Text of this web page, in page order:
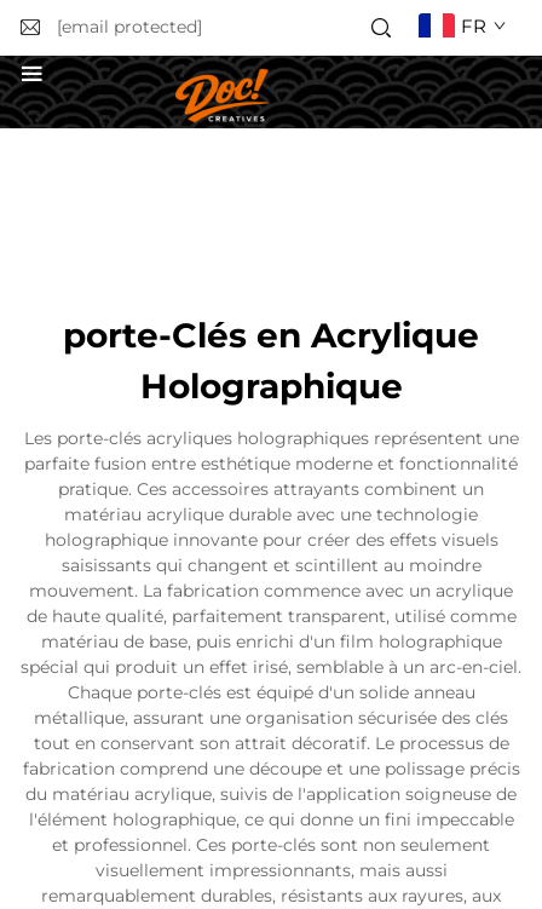
[email protected] FR
porte-Clés en Acrylique
Holographique
Les porte-clés acryliques holographiques représentent une
parfaite fusion entre esthétique moderne et fonctionnalité
pratique. Ces accessoires attrayants combinent un
matériau acrylique durable avec une technologie
holographique innovante pour créer des effets visuels
saisissants qui changent et scintillent au moindre
mouvement. La fabrication commence avec un acrylique
de haute qualité, parfaitement transparent, utilisé comme
matériau de base, puis enrichi d'un film holographique
spécial qui produit un effet irisé, semblable à un arc-en-ciel.
Chaque porte-clés est équipé d'un solide anneau
métallique, assurant une organisation sécurisée des clés
tout en conservant son attrait décoratif. Le processus de
fabrication comprend une découpe et une polissage précis
du matériau acrylique, suivis de l'application soigneuse de
l'élément holographique, ce qui donne un fini impeccable
et professionnel. Ces porte-clés sont non seulement
visuellement impressionnants, mais aussi
remarquablement durables, résistants aux rayures, aux